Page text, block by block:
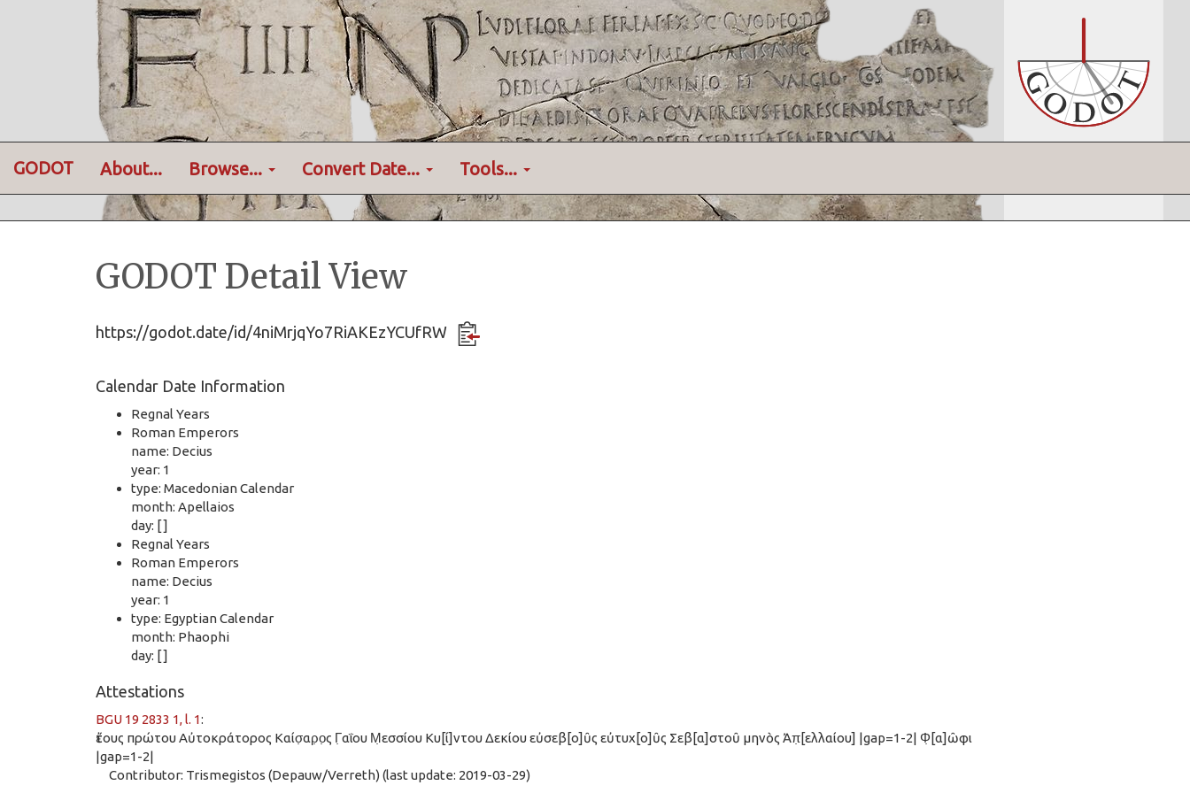
GODOT About... Browse... Convert Date... Tools...
GODOT Detail View
https://godot.date/id/4niMrjqYo7RiAKEzYCUfRW
Calendar Date Information
Regnal Years
Roman Emperors
name: Decius
year: 1
type: Macedonian Calendar
month: Apellaios
day: [ ]
Regnal Years
Roman Emperors
name: Decius
year: 1
type: Egyptian Calendar
month: Phaophi
day: [ ]
Attestations
BGU 19 2833 1, l. 1:
ἔτους πρώτου Αὐτοκράτορος Καίσ̣αρ̣ο̣ς Γ̣αΐου Μ̣εσσίου Κυ[ί]ντου Δεκίου εὐσεβ[ο]ῦς εὐτυχ[ο]ῦς Σεβ[α]στοῦ μηνὸς Ἀπ̣[ελλαίου] |gap=1-2| Φ̣[α]ῶφι
|gap=1-2|
Contributor: Trismegistos (Depauw/Verreth) (last update: 2019-03-29)